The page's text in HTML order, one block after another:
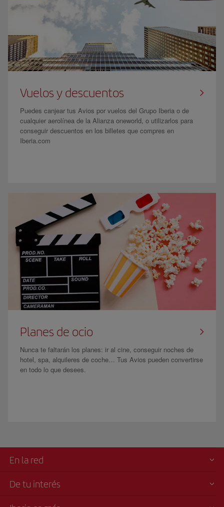
Vuelos y descuentos
Puedes canjear tus Avios por vuelos del Grupo Iberia o de
cualquier aerolínea de la Alianza oneworld, o utilizarlos para
conseguir descuentos en los billetes que compres en
Iberia.com
Planes de ocio
Nunca te faltarán los planes: ir al cine, conseguir noches de
hotel, spa, alquileres de coche… Tus Avios pueden convertirse
en todo lo que desees.
En la red
De tu interés